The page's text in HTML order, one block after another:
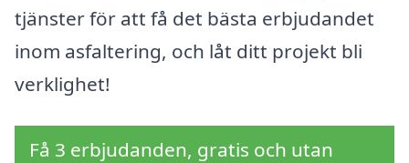
tjänster för att få det bästa erbjudandet
inom asfaltering, och låt ditt projekt bli
verklighet!
Få 3 erbjudanden, gratis och utan